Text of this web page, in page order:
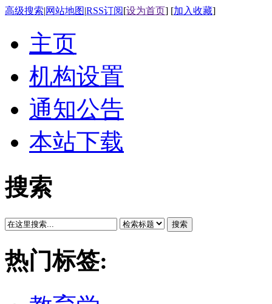
高级搜索|网站地图|RSS订阅[设为首页] [加入收藏]
主页
机构设置
通知公告
本站下载
搜索
搜索
热门标签: